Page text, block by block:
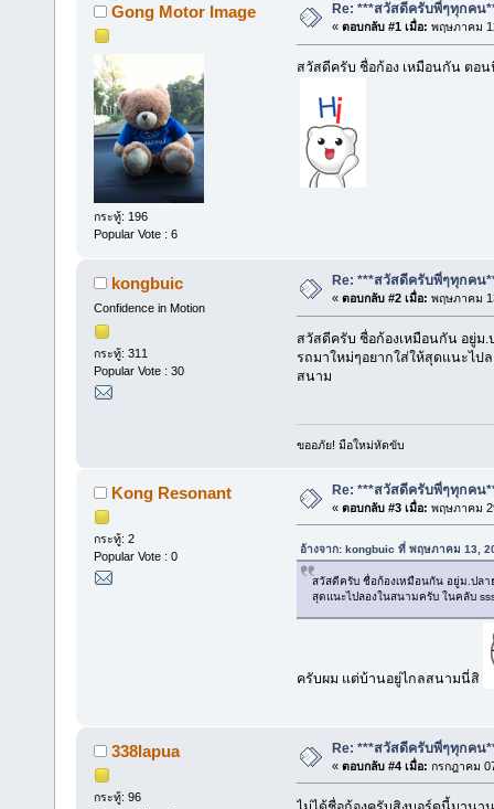
Gong Motor Image
กระทู้: 196
Popular Vote : 6
Re: ***สวัสดีครับพี่ๆทุกคน
« ตอบกลับ #1 เมื่อ: พฤษภาคม
สวัสดีครับ ชื่อก้อง เหมือนกัน ตอ
kongbuic
Confidence in Motion
กระทู้: 311
Popular Vote : 30
Re: ***สวัสดีครับพี่ๆทุกคน
« ตอบกลับ #2 เมื่อ: พฤษภาคม
สวัสดีครับ ชื่อก้องเหมือนกัน อยู่ม.
รถมาใหม่ๆอยากใส่ให้สุดแนะไป
สนาม
ขออภัย! มือใหม่หัดขับ
Kong Resonant
กระทู้: 2
Popular Vote : 0
Re: ***สวัสดีครับพี่ๆทุกคน
« ตอบกลับ #3 เมื่อ: พฤษภาคม
อ้างจาก: kongbuic ที่ พฤษภาคม 13,
สวัสดีครับ ชื่อก้องเหมือนกัน อยู่ม.ปลา
สุดแนะไปลองในสนามครับ ในคลับ
ครับผม แต่บ้านอยู่ไกลสนามนี่สิ
338lapua
กระทู้: 96
Re: ***สวัสดีครับพี่ๆทุกคน
« ตอบกลับ #4 เมื่อ: กรกฎาคม